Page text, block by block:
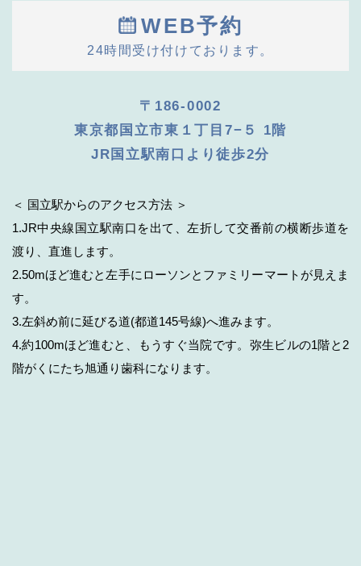
WEB予約
24時間受け付けております。
〒186-0002
東京都国立市東１丁目7−５ 1階
JR国立駅南口より徒歩2分
＜ 国立駅からのアクセス方法 ＞
1.JR中央線国立駅南口を出て、左折して交番前の横断歩道を
渡り、直進します。
2.50mほど進むと左手にローソンとファミリーマートが見えま
す。
3.左斜め前に延びる道(都道145号線)へ進みます。
4.約100mほど進むと、もうすぐ当院です。弥生ビルの1階と2
階がくにたち旭通り歯科になります。